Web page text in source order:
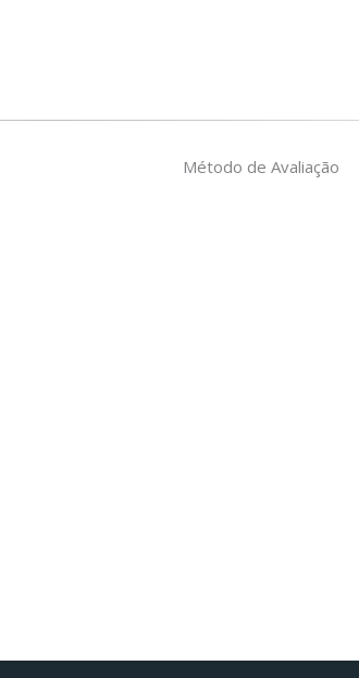
Método de Avaliação
Facebook
Instagram da FCTPortal da UAc